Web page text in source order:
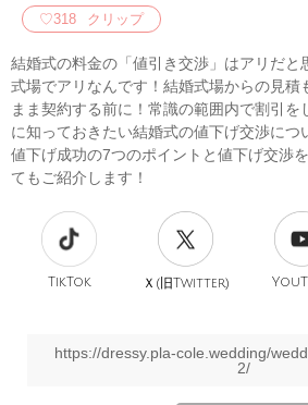
♡318 クリップ
結婚式の料金の「値引き交渉」はアリだと
式場でアリなんです！結婚式場からの見積
まま契約する前に！常識の範囲内で割引を
に知っておきたい結婚式の値下げ交渉につ
値下げ成功の7つのポイントと値下げ交渉
てもご紹介します！
TikTok Ｘ(旧Twitter)
https://dressy.pla-cole.wedding/
2/